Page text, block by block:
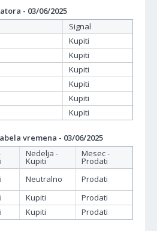
- 03/06/2025
Signal
Kupiti
Kupiti
Kupiti
Kupiti
Kupiti
Kupiti
vremena - 03/06/2025
Nedelja -
Kupiti
Mesec -
Prodati
Neutralno
Prodati
Kupiti
Prodati
Kupiti Prodati